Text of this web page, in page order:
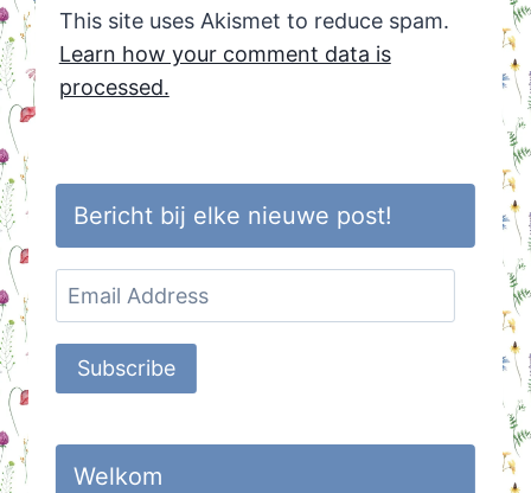
This site uses Akismet to reduce spam.
Learn how your comment data is
processed.
Bericht bij elke nieuwe post!
Email
Address
Subscribe
Welkom